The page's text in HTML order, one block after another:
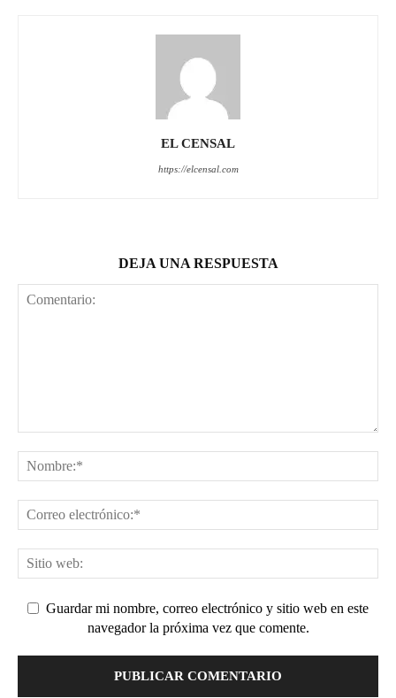
EL CENSAL
https://elcensal.com
DEJA UNA RESPUESTA
Guardar mi nombre, correo electrónico y sitio web en este
navegador la próxima vez que comente.